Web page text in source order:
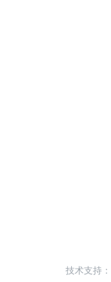
技术支持：